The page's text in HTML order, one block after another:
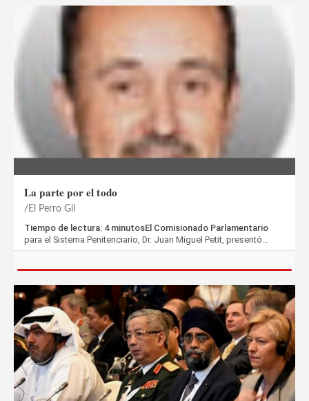
La parte por el todo
El Perro Gil
Tiempo de lectura: 4 minutosEl Comisionado Parlamentario
para el Sistema Penitenciario, Dr. Juan Miguel Petit, presentó…